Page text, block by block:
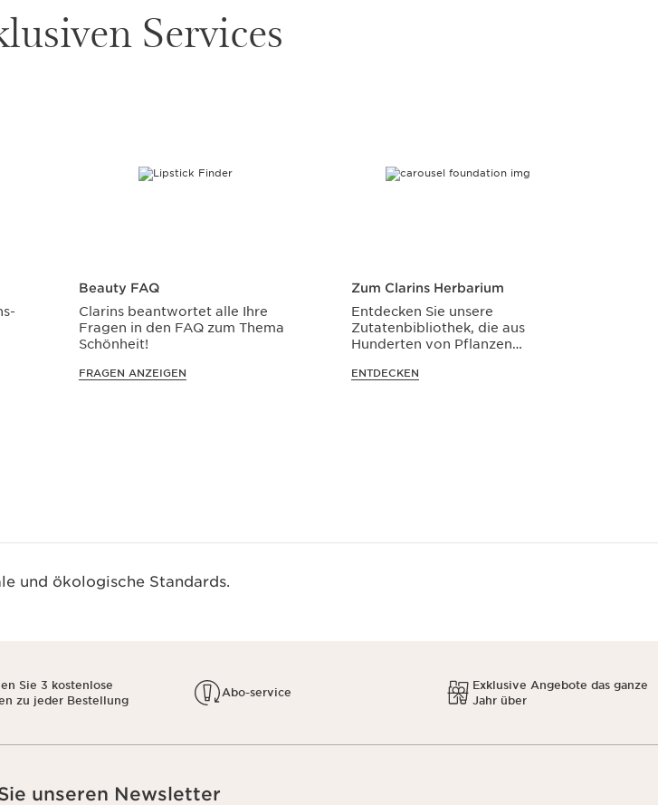
Services
Beauty FAQ
Clarins beantwortet alle Ihre
Fragen in den FAQ zum Thema
Schönheit!
FRAGEN ANZEIGEN
Zum Clarins Herbarium
Entdecken Sie unsere
Zutatenbibliothek, die aus
Hunderten von Pflanzen
ENTDECKEN
und ökologische Standards.
Sie 3 kostenlose
zu jeder Bestellung
Abo-service
Exklusive Angebote das ganze
Jahr über
unseren Newsletter